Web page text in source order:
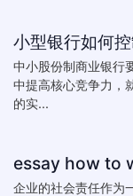
中小股份制商业银行
中提高核心竞争力，
的实...
企业的社会责任作